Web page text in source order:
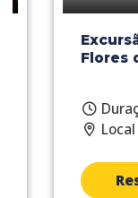
Flores
Local